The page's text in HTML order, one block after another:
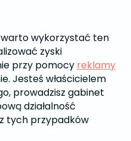
wykorzystać ten
zyski
przy pomocy reklamy
Jesteś właścicielem
prowadzisz gabinet
działalność
tych przypadków